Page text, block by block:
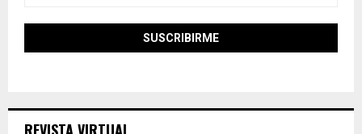
REVISTA VIRTUAL